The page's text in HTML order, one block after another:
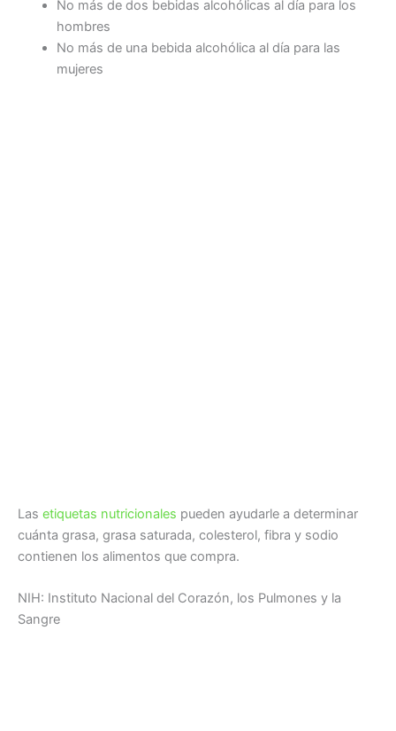
No más de dos bebidas alcohólicas al día para los
hombres
No más de una bebida alcohólica al día para las
mujeres
Las etiquetas nutricionales pueden ayudarle a determinar
cuánta grasa, grasa saturada, colesterol, fibra y sodio
contienen los alimentos que compra.
NIH: Instituto Nacional del Corazón, los Pulmones y la
Sangre